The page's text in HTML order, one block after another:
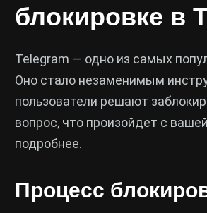
блокировке в
Telegram — одно из самых
Оно стало незаменимым
пользователи решают
вопрос, что произойдет с
подробнее.
Процесс